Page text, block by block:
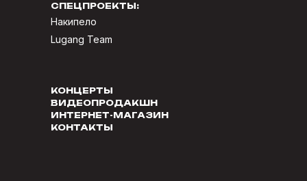
КОНЦЕРТЫ
ВИДЕОПРОДАКШН
ИНТЕРНЕТ-МАГАЗИН
КОНТАКТЫ
СПЕЦПРОЕКТЫ:
Накипело
Lugang Team